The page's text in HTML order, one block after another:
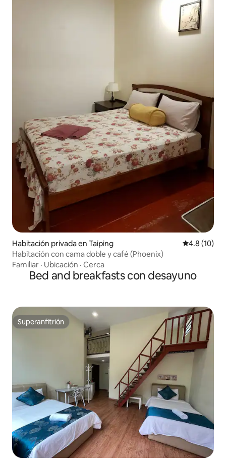
Habitación privada en Taiping Calificación
4.8 (10)
Habitación con cama doble y café (Phoenix)
Familiar · Ubicación · Cerca
Bed and breakfasts con desayuno
Superanfitrión
Superanfitrión